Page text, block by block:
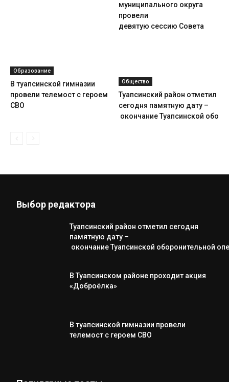
муниципального округа
провели
девятую сессию Совета
Образование
В туапсинской гимназии
провели телемост с героем
СВО
Общество
Туапсинский район отметил
сегодня памятную дату –
окончание Туапсинской
Выбор редактора
Туапсинский район отметил сегодня
памятную дату –
окончание Туапсинской оборонительной
В Туапсинском районе проходит акция
«Доброёлка»
В туапсинской гимназии провели
телемост с героем СВО